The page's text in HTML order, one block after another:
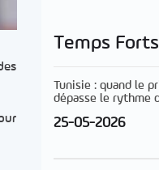
Temps Forts
Tunisie : quand le
dépasse le rythme
25-05-2026